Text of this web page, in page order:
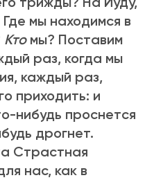
мы находимся в
Кто мы? Поставим
раз, когда мы
каждый раз,
приходить: и
нибудь проснется
дрогнет.
Страстная
нас, как в